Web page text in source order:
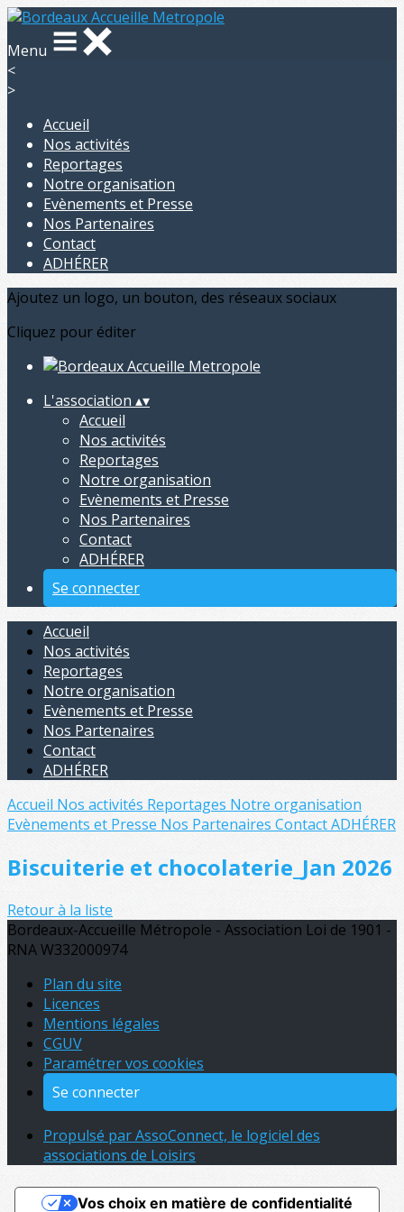
Menu
<
>
Accueil
Nos activités
Reportages
Notre organisation
Evènements et Presse
Nos Partenaires
Contact
ADHÉRER
Ajoutez un logo, un bouton, des réseaux sociaux
Cliquez pour éditer
L'association ▴▾
Accueil
Nos activités
Reportages
Notre organisation
Evènements et Presse
Nos Partenaires
Contact
ADHÉRER
Se connecter
Accueil
Nos activités
Reportages
Notre organisation
Evènements et Presse
Nos Partenaires
Contact
ADHÉRER
Accueil Nos activités Reportages Notre organisation
Evènements et Presse Nos Partenaires ContactADHÉRER
Biscuiterie et chocolaterie_Jan 2026
Retour à la liste
Bordeaux-Accueille Métropole - Association Loi de 1901 -
RNA W332000974
Plan du site
Licences
Mentions légales
CGUV
Paramétrer vos cookies
Se connecter
Propulsé par AssoConnect, le logiciel des
associations de Loisirs
Vos choix en matière de confidentialité